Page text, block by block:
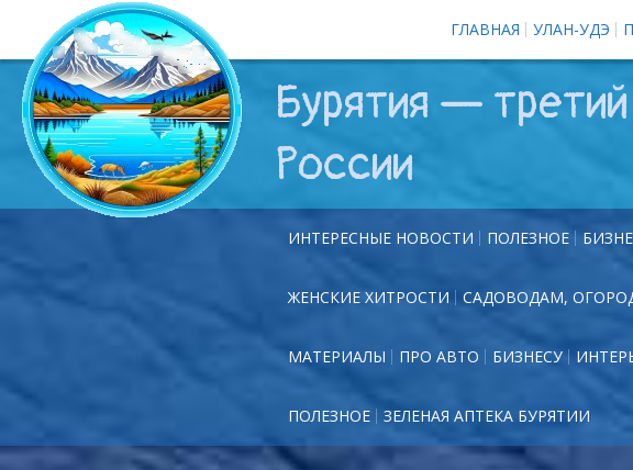
ГЛАВНАЯ УЛАН-УДЭ
Бурятия —
России
ИНТЕРЕСНЫЕ НОВОСТИ ПОЛЕЗНОЕ
ЖЕНСКИЕ ХИТРОСТИ САДОВОДАМ,
МАТЕРИАЛЫ ПРО АВТО БИЗНЕСУ
ПОЛЕЗНОЕ ЗЕЛЕНАЯ АПТЕКА БУРЯТИИ